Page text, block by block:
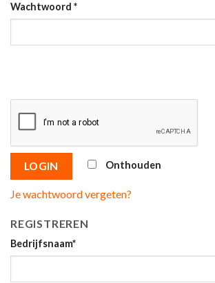
Wachtwoord *
LOGIN Onthouden
Je wachtwoord vergeten?
REGISTREREN
Bedrijfsnaam*